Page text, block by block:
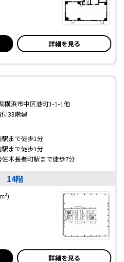
詳細を見る
横浜市中区港町1-1-1他
33階建
駅まで徒歩1分
駅まで徒歩1分
佐木長者町駅まで徒歩7分
14階
詳細を見る